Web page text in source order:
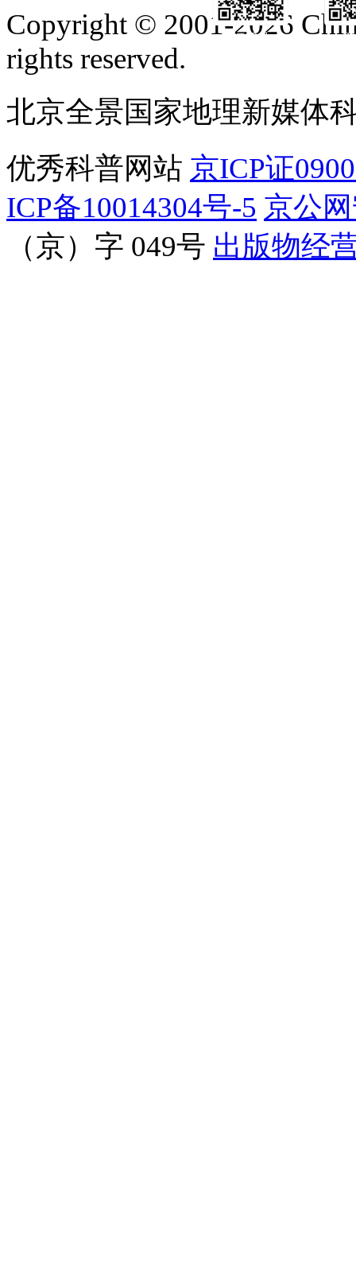
订阅号
Copyright © 2001-2026
rights reserved.
北京全景国家地理新媒体
优秀科普网站 京ICP证
ICP备10014304号-5 京公
（京）字 049号 出版物经